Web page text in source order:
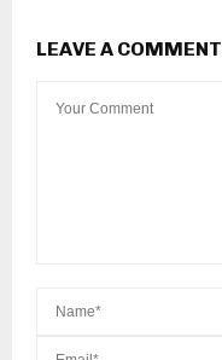
LEAVE A COMMENT